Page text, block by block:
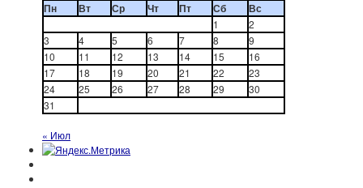
Пн Вт Ср Чт Пт Сб Вс
1
2
3
4 5 6 7 8
9
10
11 12 13 14 15
16
17
18 19 20 21 22
23
24
25 26 27 28 29
30
31
« Июл